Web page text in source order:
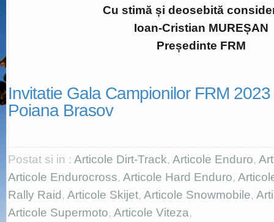
Cu stimă și deosebită
Ioan-Cristian MUREȘAN
Președinte FRM
Invitatie Gala Campionilor FRM
Poiana Brasov
Postat si in : Articole Dirt-Track, Articole Enduro,
Articole Endurocross, Articole Hard Enduro,
Rally Raid , Articole Skijet, Articole Snowmobile,
Articole Supermoto, Articole Viteza,